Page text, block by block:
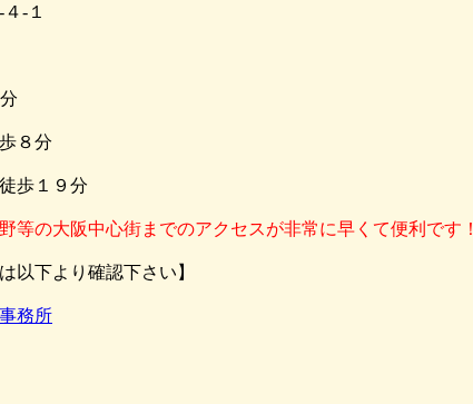
-１
８分
歩１９分
等の大阪中心街までのアクセスが非常に早くて便利です！
以下より確認下さい】
務所